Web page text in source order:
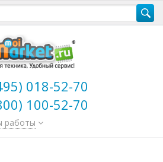
018-52-70
100-52-70
работы